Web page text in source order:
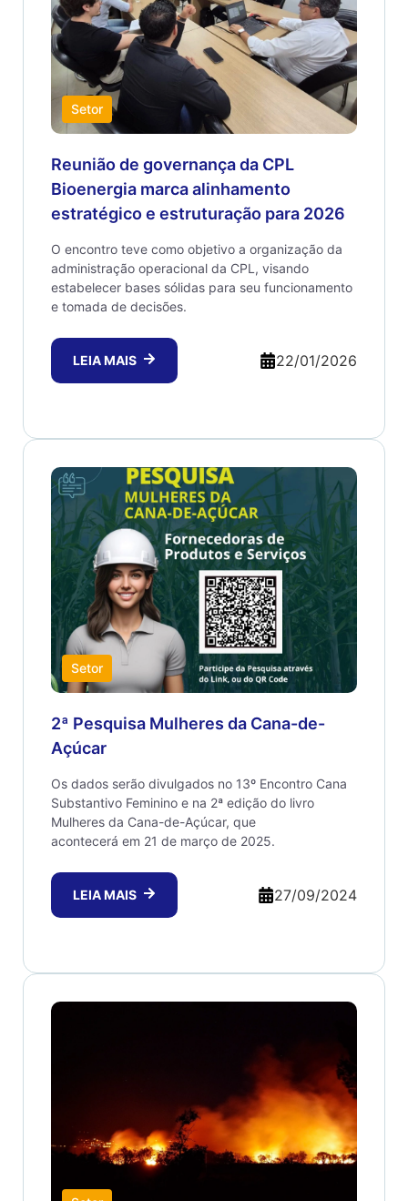
Setor
Reunião de governança da CPL
Bioenergia marca alinhamento
estratégico e estruturação para 2026
O encontro teve como objetivo a organização da
administração operacional da CPL, visando
estabelecer bases sólidas para seu funcionamento
e tomada de decisões.
LEIA MAIS 22/01/2026
Setor
2ª Pesquisa Mulheres da Cana-de-
Açúcar
Os dados serão divulgados no 13º Encontro Cana
Substantivo Feminino e na 2ª edição do livro
Mulheres da Cana-de-Açúcar, que
acontecerá em 21 de março de 2025.
LEIA MAIS 27/09/2024